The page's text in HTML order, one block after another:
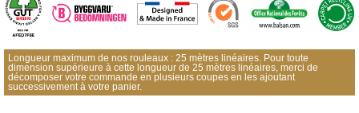
Longueur maximum de nos rouleaux : 25 mètres linéaires. Pour toute
dimension supérieure à cette longueur de 25 mètres linéaires, merci de
décomposer votre commande en plusieurs coupes en les ajoutant
successivement à votre panier.